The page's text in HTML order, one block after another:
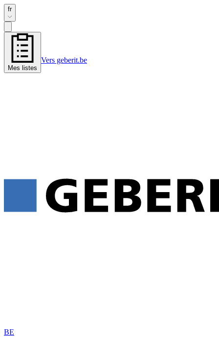
fr
Mes listes
Vers geberit.be
BE